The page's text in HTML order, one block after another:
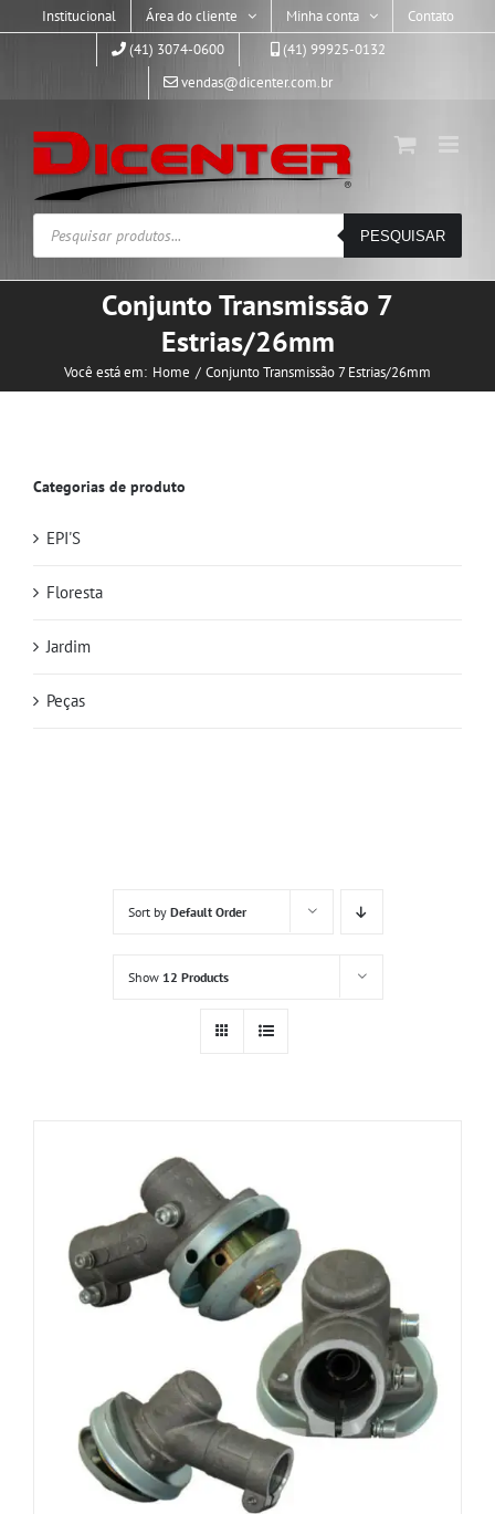
Institucional Área do cliente Minha conta
Contato
(41) 3074-0600
(41) 99925-0132
vendas@dicenter.com.br
Pesquisar
produtos
PESQUISAR
Conjunto Transmissão 7
Estrias/26mm
Você está em: Home Conjunto Transmissão 7 Estrias/26mm
Sort by Default Order
Show 12 Products
Categorias de produto
EPI'S
Floresta
Jardim
Peças